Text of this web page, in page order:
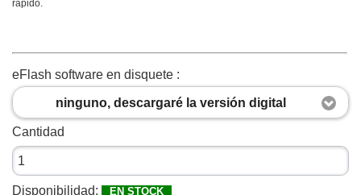
rápido.
eFlash software en disquete :
ninguno, descargaré la versión digital
Cantidad
Disponibilidad: EN STOCK